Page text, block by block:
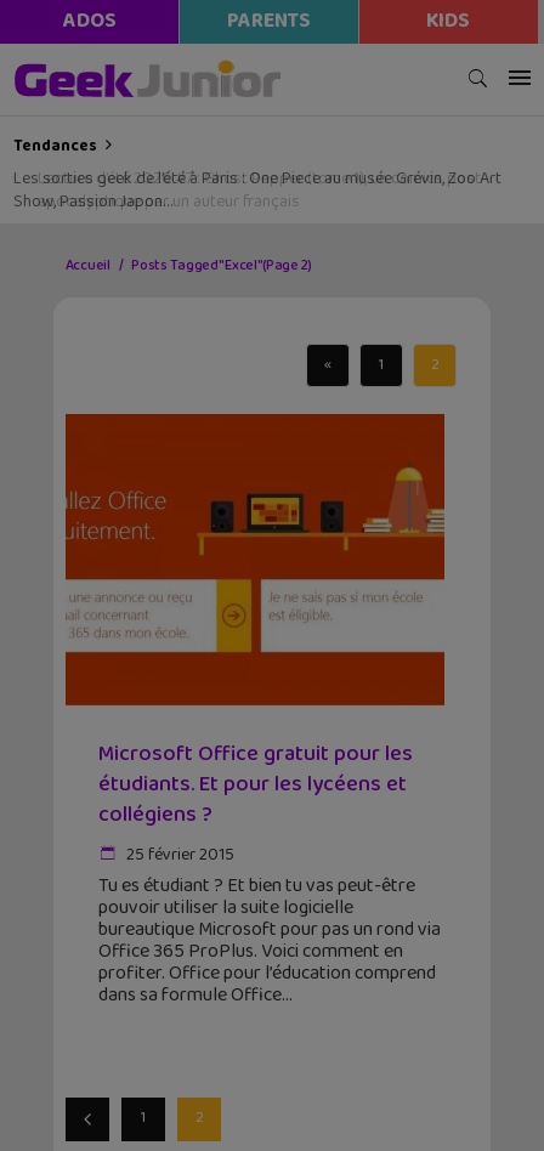
ADOS PARENTS KIDS
Tendances
Les sorties geek de l’été à Paris : One Piece au musée Grévin, Zoo Art
Show, Passion Japon…
Accueil Posts Tagged "Excel"(Page 2)
« 1 2
Microsoft Office gratuit pour les
étudiants. Et pour les lycéens et
collégiens ?
25 février 2015
Tu es étudiant ? Et bien tu vas peut-être
pouvoir utiliser la suite logicielle
bureautique Microsoft pour pas un rond via
Office 365 ProPlus. Voici comment en
profiter. Office pour l’éducation comprend
dans sa formule Office
1 2